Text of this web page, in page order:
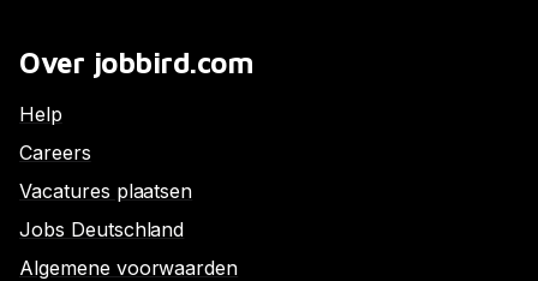
Over jobbird.com
Help
Careers
Vacatures plaatsen
Jobs Deutschland
Algemene voorwaarden